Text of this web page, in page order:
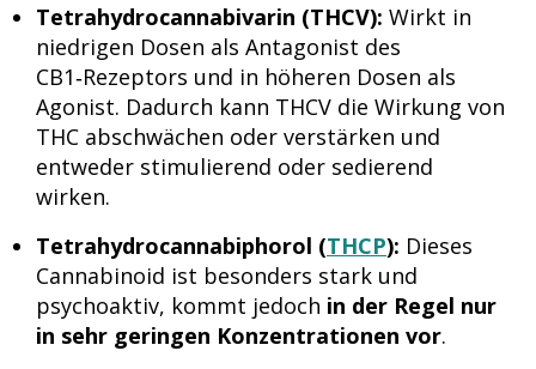
Tetrahydrocannabivarin (THCV): Wirkt in
niedrigen Dosen als Antagonist des
CB1‑Rezeptors und in höheren Dosen als
Agonist. Dadurch kann THCV die Wirkung von
THC abschwächen oder verstärken und
entweder stimulierend oder sedierend
wirken.
Tetrahydrocannabiphorol (THCP): Dieses
Cannabinoid ist besonders stark und
psychoaktiv, kommt jedoch in der Regel nur
in sehr geringen Konzentrationen vor.